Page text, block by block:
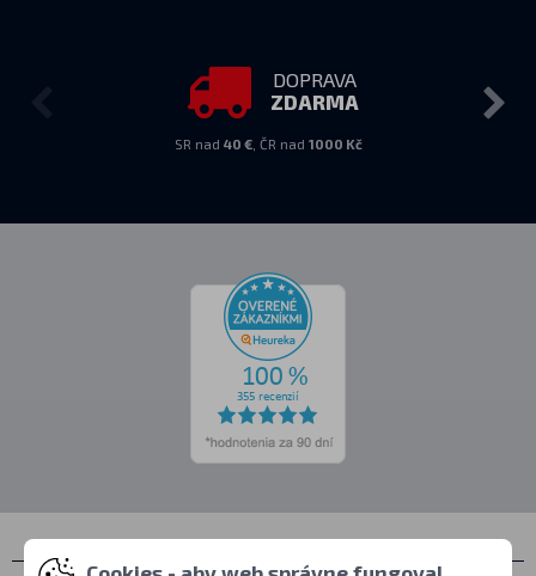
DOPRAVA
ZDARMA
SR nad 40 €, ČR nad 1000 Kč